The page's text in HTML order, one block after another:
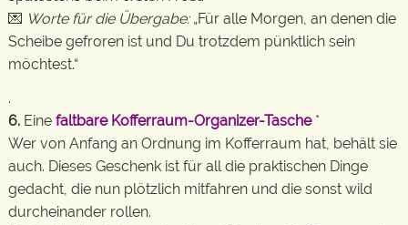
💌 Worte für die Übergabe:„Für alle Morgen, an denen die
Scheibe gefroren ist und Du trotzdem pünktlich sein
möchtest.“
.
6. Eine faltbare Kofferraum-Organizer-Tasche*
Wer von Anfang an Ordnung im Kofferraum hat, behält sie
auch. Dieses Geschenk ist für all die praktischen Dinge
gedacht, die nun plötzlich mitfahren und die sonst wild
durcheinander rollen.